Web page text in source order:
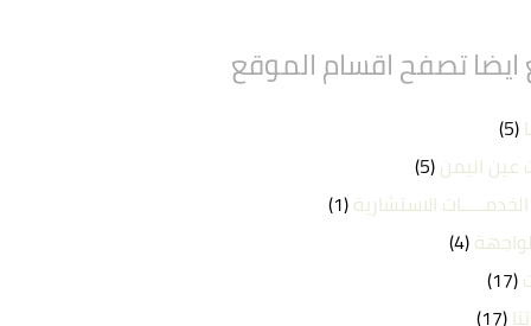
تصفح اقسام الموقع
(5)
عين اليمن(5)
الخدمـــــات الاستشارية(1)
(4)
(17)
(17)